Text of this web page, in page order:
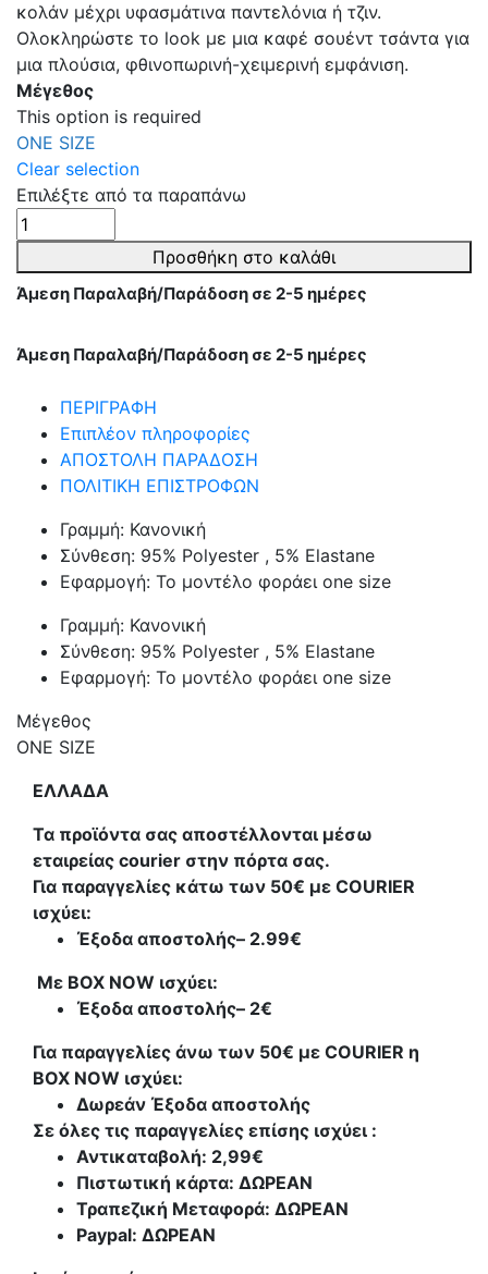
κολάν μέχρι υφασμάτινα παντελόνια ή τζιν.
Ολοκληρώστε το look με μια καφέ σουέντ τσάντα για
μια πλούσια, φθινοπωρινή-χειμερινή εμφάνιση.
Μέγεθος
This option is required
ONE SIZE
Clear selection
Επιλέξτε από τα παραπάνω
MΠΛΟΥΖΑ
ΠΛΕΚΤΗ
ΖΙΒΑΓΚΟ
ΜΕ
ΜΠΡΟΣΤΑ
ΜΑΥΡΟ
ποσότητα
Προσθήκη στο καλάθι
Άμεση Παραλαβή/Παράδοση σε 2-5 ημέρες
Άμεση Παραλαβή/Παράδοση σε 2-5 ημέρες
ΠΕΡΙΓΡΑΦΗ
Επιπλέον πληροφορίες
ΑΠΟΣΤΟΛΗ ΠΑΡΑΔΟΣΗ
ΠΟΛΙΤΙΚΗ ΕΠΙΣΤΡΟΦΩΝ
Γραμμή: Κανονική
Σύνθεση: 95% Polyester , 5% Elastane
Εφαρμογή: Το μοντέλο φοράει one size
Γραμμή: Κανονική
Σύνθεση: 95% Polyester , 5% Elastane
Εφαρμογή: Το μοντέλο φοράει one size
Μέγεθος
ONE SIZE
ΕΛΛΑΔΑ
Τα προϊόντα σας αποστέλλονται μέσω
εταιρείας courier στην πόρτα σας.
Για παραγγελίες κάτω των 50€ με COURIER
ισχύει:
Έξοδα αποστολής– 2.99€
Με BOX NOW ισχύει:
Έξοδα αποστολής– 2€
Για παραγγελίες άνω των 50€ με COURIER η
BOX NOW ισχύει:
Δωρεάν Έξοδα αποστολής
Σε όλες τις παραγγελίες επίσης ισχύει :
Αντικαταβολή: 2,99€
Πιστωτική κάρτα: ΔΩΡΕΑΝ
Τραπεζική Μεταφορά: ΔΩΡΕΑΝ
Paypal: ΔΩΡΕΑΝ